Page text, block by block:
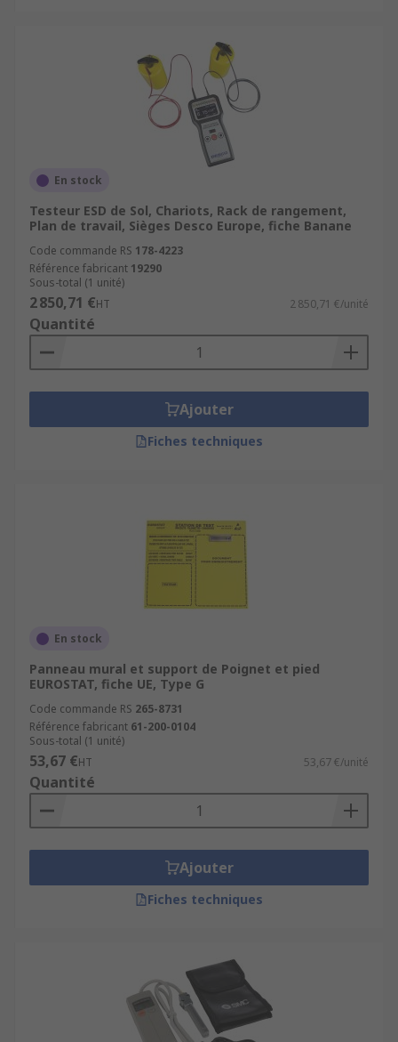
En stock
Testeur ESD de Sol, Chariots, Rack de rangement,
Plan de travail, Sièges Desco Europe, fiche Banane
Code commande RS 178-4223
Référence fabricant 19290
Sous-total (1 unité)
2 850,71 €HT 2 850,71 €/unité
Quantité
Ajouter
Fiches techniques
En stock
Panneau mural et support de Poignet et pied
EUROSTAT, fiche UE, Type G
Code commande RS 265-8731
Référence fabricant 61-200-0104
Sous-total (1 unité)
53,67 €HT 53,67 €/unité
Quantité
Ajouter
Fiches techniques